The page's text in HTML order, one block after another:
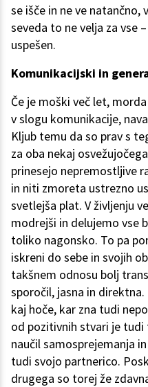
se išče in ne ve natančno,
seveda to ne velja za vse
uspešen.
Komunikacijski in
Če je moški več let,
v slogu komunikacije,
Kljub temu da so prav s
za oba nekaj
prinesejo nepremostljive
in niti zmoreta ustrezno
svetlejša plat. V življenju
modrejši in delujemo vse
toliko nagonsko. To pa
iskreni do sebe in svojih
takšnem odnosu bolj
sporočil, jasna in
kaj hoče, kar zna tudi
od pozitivnih stvari je tudi
naučil samosprejemanja
tudi svojo partnerico.
drugega so torej že